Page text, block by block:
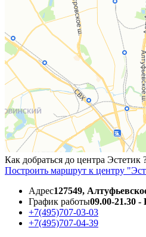
Как добраться до центра Эстетик
Построить маршрут к центру
Адрес127549,
График работы09.00-21.30
+7(495)707-03-03
+7(495)707-04-39